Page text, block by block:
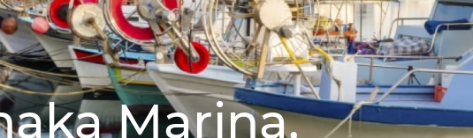
Marina,